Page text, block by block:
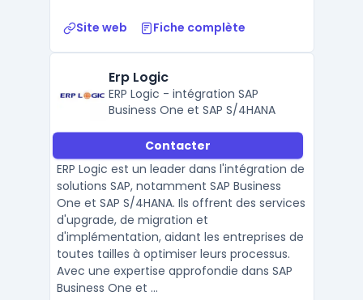
Site web Fiche complète
Erp Logic
ERP Logic - intégration SAP
Business One et SAP S/4HANA
Contacter
ERP Logic est un leader dans l'intégration de
solutions SAP, notamment SAP Business
One et SAP S/4HANA. Ils offrent des services
d'upgrade, de migration et
d'implémentation, aidant les entreprises de
toutes tailles à optimiser leurs processus.
Avec une expertise approfondie dans SAP
Business One et ...